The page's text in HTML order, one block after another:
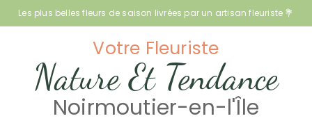
Les plus belles fleurs de saison livrées par un artisan fleuriste 💐
Votre Fleuriste
Nature Et Tendance
Noirmoutier-en-l'Île